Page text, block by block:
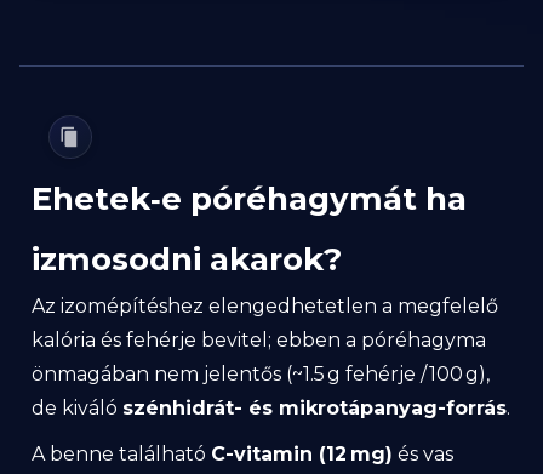
Ehetek‑e póréhagymát ha
izmosodni akarok?
Az izomépítéshez elengedhetetlen a megfelelő
kalória és fehérje bevitel; ebben a póréhagyma
önmagában nem jelentős (~1.5 g fehérje / 100 g),
de kiváló szénhidrát- és mikrotápanyag-forrás.
A benne található C-vitamin (12 mg) és vas